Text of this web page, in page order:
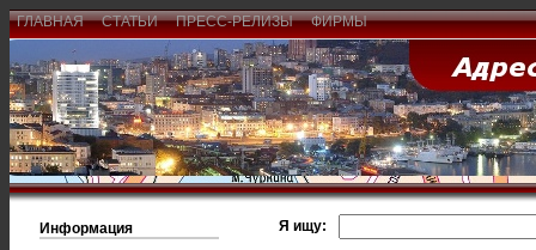
ГЛАВНАЯ СТАТЬИ ПРЕСС-РЕЛИЗЫ ФИРМЫ
Информация
Я ищу: